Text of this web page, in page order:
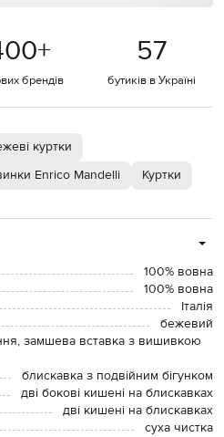
+
брендів
57
бутиків в Україні
куртки
Enrico Mandelli
Куртки
100% вовна
100% вовна
Італія
бежевий
замшева вставка з вишивкою
блискавка з подвійним бігунком
дві бокові кишені на блискавках
дві кишені на блискавках
суха чистка